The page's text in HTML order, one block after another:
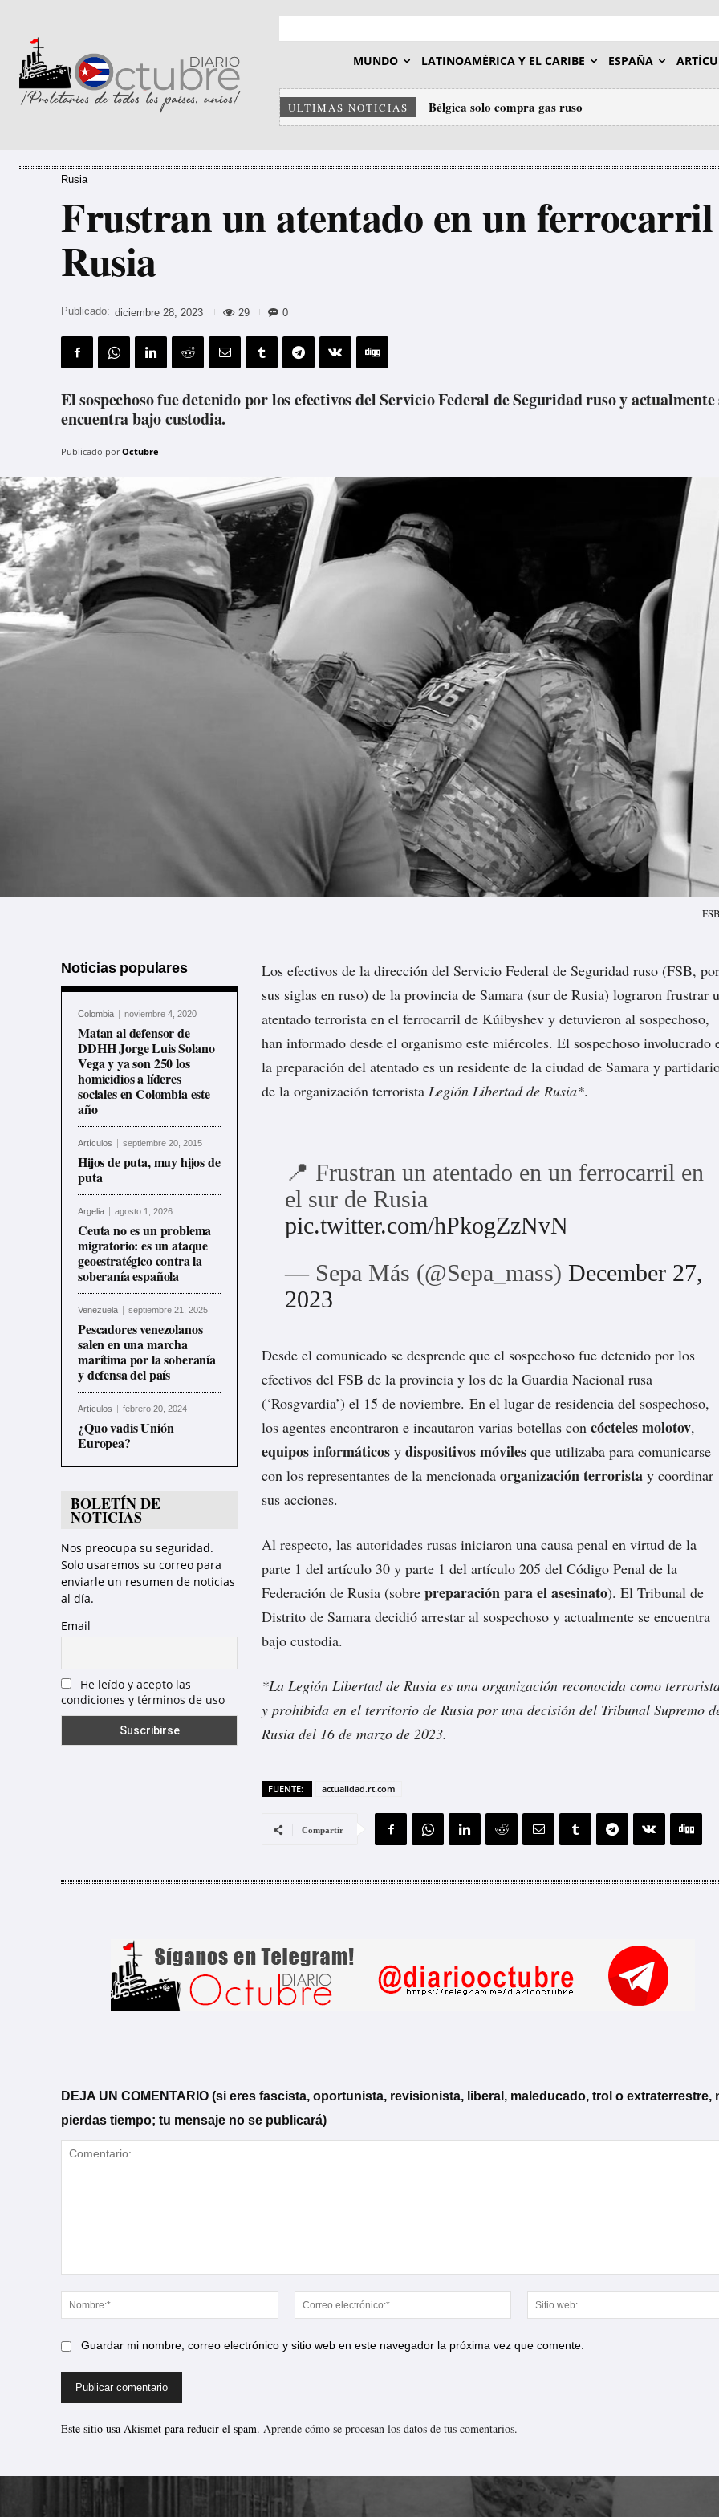
MUNDO LATINOAMÉRICA Y EL CARIBE ESPAÑA
ULTIMAS NOTICIAS Bélgica solo compra gas ruso
Rusia
Frustran un atentado en un ferrocarril
Rusia
Publicado: diciembre 28, 2023 29 0
El sospechoso fue detenido por los efectivos del Servicio Federal de Seguridad ruso y actualmente
encuentra bajo custodia.
Publicado por Octubre
Noticias populares
Colombia noviembre 4, 2020
Matan al defensor de
DDHH Jorge Luis Solano
Vega y ya son 250 los
homicidios a líderes
sociales en Colombia este
año
Artículos septiembre 20, 2015
Hijos de puta, muy hijos de
puta
Argelia agosto 1, 2026
Ceuta no es un problema
migratorio: es un ataque
geoestratégico contra la
soberanía española
Venezuela septiembre 21, 2025
Pescadores venezolanos
salen en una marcha
marítima por la soberanía
y defensa del país
Artículos febrero 20, 2024
¿Quo vadis Unión
Europea?
BOLETÍN DE
NOTICIAS
Nos preocupa su seguridad.
Solo usaremos su correo para
enviarle un resumen de noticias
al día.
Email
He leído y acepto las
condiciones y términos de uso
Los efectivos de la dirección del Servicio Federal de Seguridad ruso (FSB, por
sus siglas en ruso) de la provincia de Samara (sur de Rusia) lograron frustrar
atentado terrorista en el ferrocarril de Kúibyshev y detuvieron al sospechoso,
han informado desde el organismo este miércoles. El sospechoso involucrado
la preparación del atentado es un residente de la ciudad de Samara y
de la organización terrorista Legión Libertad de Rusia*.
📍 Frustran un atentado en un ferrocarril en
el sur de Rusia
pic.twitter.com/hPkogZzNvN
— Sepa Más (@Sepa_mass)December 27,
2023
Desde el comunicado se desprende que el sospechoso fue detenido por los
efectivos del FSB de la provincia y los de la Guardia Nacional rusa
(‘Rosgvardia’) el 15 de noviembre. En el lugar de residencia del sospechoso,
los agentes encontraron e incautaron varias botellas con cócteles molotov,
equipos informáticos y dispositivos móviles que utilizaba para comunicarse
con los representantes de la mencionada organización terrorista y coordinar
sus acciones.
Al respecto, las autoridades rusas iniciaron una causa penal en virtud de la
parte 1 del artículo 30 y parte 1 del artículo 205 del Código Penal de la
Federación de Rusia (sobre preparación para el asesinato). El Tribunal de
Distrito de Samara decidió arrestar al sospechoso y actualmente se encuentra
bajo custodia.
*La Legión Libertad de Rusia es una organización reconocida como
y prohibida en el territorio de Rusia por una decisión del Tribunal Supremo
Rusia del 16 de marzo de 2023.
FUENTE: actualidad.rt.com
Compartir
DEJA UN COMENTARIO (si eres fascista, oportunista, revisionista, liberal, maleducado, trol o extraterrestre,
pierdas tiempo; tu mensaje no se publicará)
Nombre:*
Correo
electrónico:*
Guardar mi nombre, correo electrónico y sitio web en este navegador la próxima vez que comente.
Este sitio usa Akismet para reducir el spam. Aprende cómo se procesan los datos de tus comentarios.